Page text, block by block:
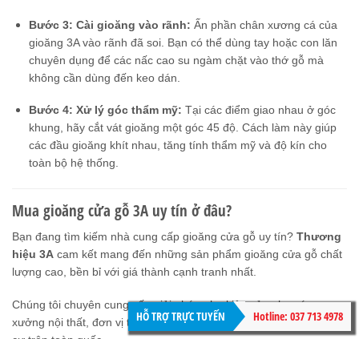
Bước 3: Cài gioăng vào rãnh: Ấn phần chân xương cá của
gioăng 3A vào rãnh đã soi. Bạn có thể dùng tay hoặc con lăn
chuyên dụng để các nấc cao su ngàm chặt vào thớ gỗ mà
không cần dùng đến keo dán.
Bước 4: Xử lý góc thẩm mỹ: Tại các điểm giao nhau ở góc
khung, hãy cắt vát gioăng một góc 45 độ. Cách làm này giúp
các đầu gioăng khít nhau, tăng tính thẩm mỹ và độ kín cho
toàn bộ hệ thống.
Mua gioăng cửa gỗ 3A uy tín ở đâu?
Bạn đang tìm kiếm nhà cung cấp gioăng cửa gỗ uy tín? Thương
hiệu 3A cam kết mang đến những sản phẩm gioăng cửa gỗ chất
lượng cao, bền bỉ với giá thành cạnh tranh nhất.
Chúng tôi chuyên cung cấp giải pháp phụ kiện cửa cho các
xưởng nội thất, đơn vị thi công cửa gỗ Composite và dự án chung
HỖ TRỢ TRỰC TUYẾN Hotline: 037 713 4978